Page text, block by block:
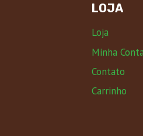
LOJA
Loja
Minha
Contato
Carrinho